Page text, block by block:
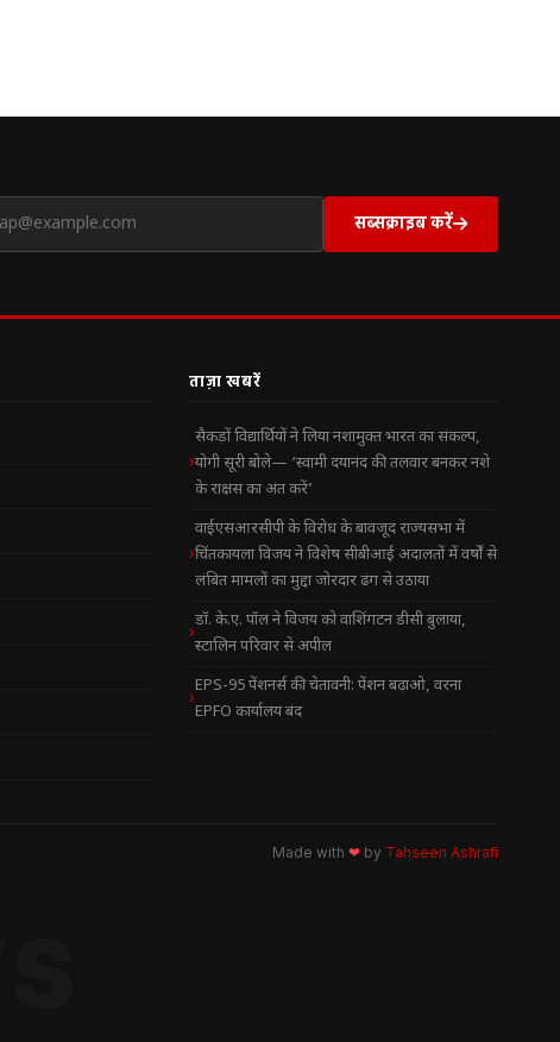
सब्सक्राइब करें
ताज़ा खबरें
सैकड़ों विद्यार्थियों ने लिया नशामुक्त भारत का संकल्प,
योगी सूरी बोले— ‘स्वामी दयानंद की तलवार बनकर नशे
के राक्षस का अंत करें’
वाईएसआरसीपी के विरोध के बावजूद राज्यसभा में
चिंतकायला विजय ने विशेष सीबीआई अदालतों में वर्षों से
लंबित मामलों का मुद्दा जोरदार ढंग से उठाया
डॉ. के.ए. पॉल ने विजय को वाशिंगटन डीसी बुलाया,
स्टालिन परिवार से अपील
EPS-95 पेंशनर्स की चेतावनी: पेंशन बढ़ाओ, वरना
EPFO कार्यालय बंद
Made with ❤ by Tahseen Ashrafi